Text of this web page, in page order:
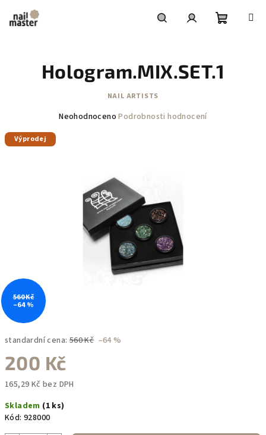
obsah
košík
standardní cena: 560 Kč –64 %
200 Kč
165,29 Kč bez DPH
cena:
Skladem (1 ks)
Kód: 928000
Hologram.MIX.SET.1
NAIL ARTISTS
Průměrné
hvězdiček.
Neohodnoceno Podrobnosti hodnocení
Výprodej
560 Kč
–64 %